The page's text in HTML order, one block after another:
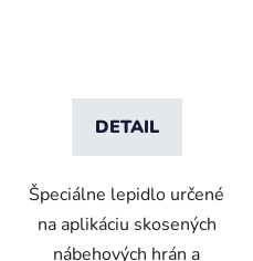
DETAIL
Špeciálne lepidlo určené
na aplikáciu skosených
nábehových hrán a